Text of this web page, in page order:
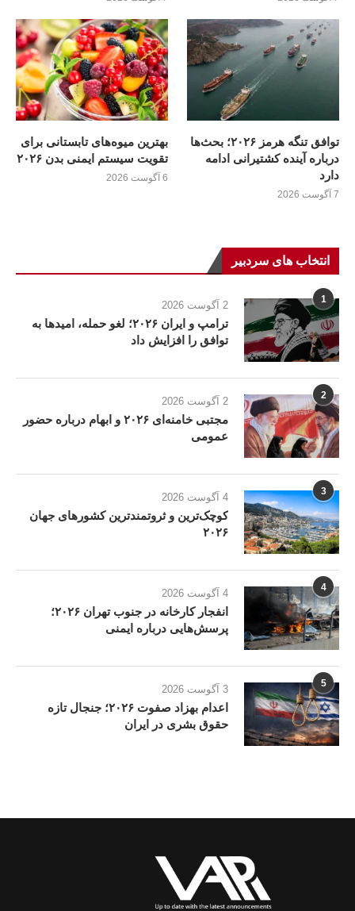
توافق تنگه هرمز ۲۰۲۶؛ بحث‌ها
درباره آینده کشتیرانی ادامه
دارد
7 آگوست 2026
بهترین میوه‌های تابستانی برای
تقویت سیستم ایمنی بدن ۲۰۲۶
6 آگوست 2026
انتخاب های سردبیر
1 2 آگوست 2026
ترامپ و ایران ۲۰۲۶؛ لغو حمله، امیدها به
توافق را افزایش داد
2 2 آگوست 2026
مجتبی خامنه‌ای ۲۰۲۶ و ابهام درباره حضور
عمومی
3 4 آگوست 2026
کوچک‌ترین و ثروتمندترین کشورهای جهان
۲۰۲۶
4 4 آگوست 2026
انفجار کارخانه در جنوب تهران ۲۰۲۶؛
پرسش‌هایی درباره ایمنی
5 3 آگوست 2026
اعدام بهزاد صفوت ۲۰۲۶؛ جنجال تازه
حقوق بشری در ایران